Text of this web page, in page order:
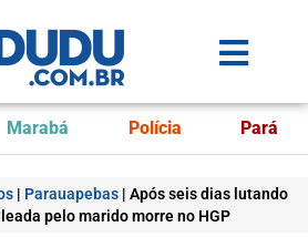
Marabá Polícia Pará
| Parauapebas | Após seis dias lutando
pelo marido morre no HGP